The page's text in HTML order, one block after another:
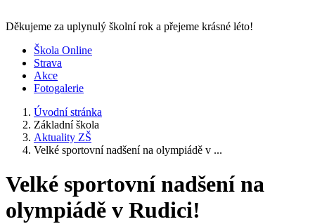
Děkujeme za uplynulý školní rok a přejeme krásné léto!
Škola Online
Strava
Akce
Fotogalerie
Úvodní stránka
Základní škola
Aktuality ZŠ
Velké sportovní nadšení na olympiádě v ...
Velké sportovní nadšení na
olympiádě v Rudici!